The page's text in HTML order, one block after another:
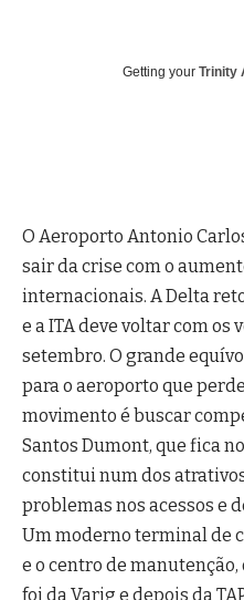
Getting your Trinity
O Aeroporto Antonio
sair da crise com o
internacionais. A Delta
e a ITA deve voltar com os
setembro. O grande
para o aeroporto que
movimento é buscar
Santos Dumont, que fica
constitui num dos
problemas nos acessos e
Um moderno terminal de
e o centro de
foi da Varig e depois da